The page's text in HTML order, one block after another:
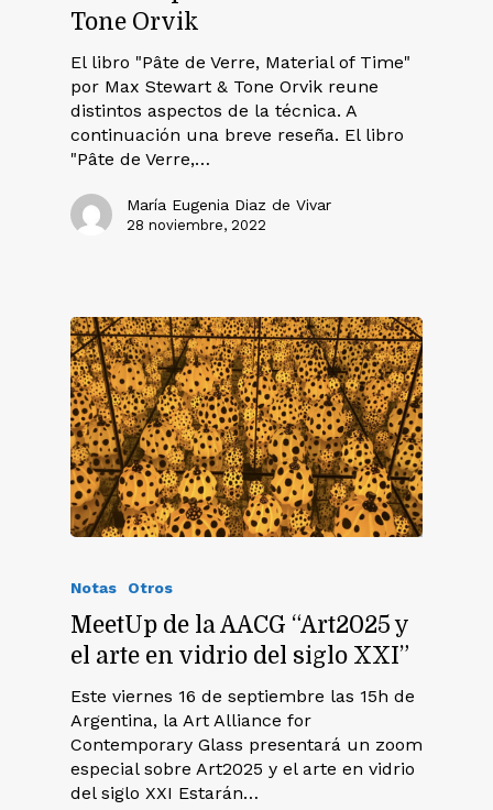
Tone Orvik
El libro "Pâte de Verre, Material of Time"
por Max Stewart & Tone Orvik reune
distintos aspectos de la técnica. A
continuación una breve reseña. El libro
"Pâte de Verre,…
María Eugenia Diaz de Vivar
28 noviembre, 2022
Notas Otros
MeetUp de la AACG “Art2025 y
el arte en vidrio del siglo XXI”
Este viernes 16 de septiembre las 15h de
Argentina, la Art Alliance for
Contemporary Glass presentará un zoom
especial sobre Art2025 y el arte en vidrio
del siglo XXI Estarán…